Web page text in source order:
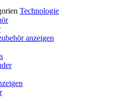
Technologie
anzeigen